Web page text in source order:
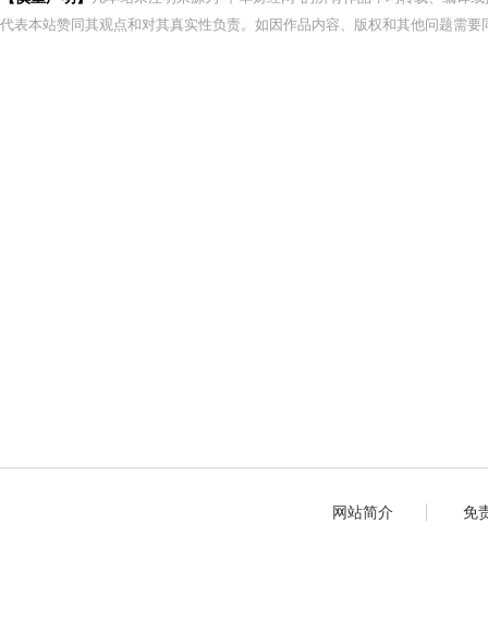
代表本站赞同其观点和对其真实性负责。如因作品内容、版权和其他问题需
网站简介 免